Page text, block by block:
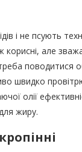
і не псують
але
швидко
олії
жиру.